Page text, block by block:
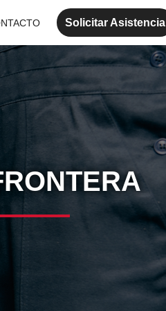
Solicitar Asistencia